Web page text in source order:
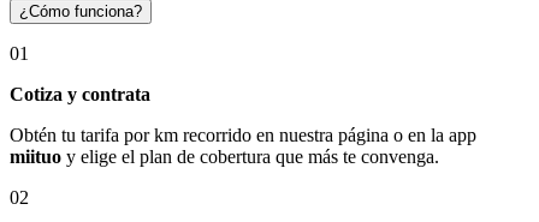
¿Cómo funciona?
01
Cotiza y contrata
Obtén tu tarifa por km recorrido en nuestra página o en la app
miituo y elige el plan de cobertura que más te convenga.
02